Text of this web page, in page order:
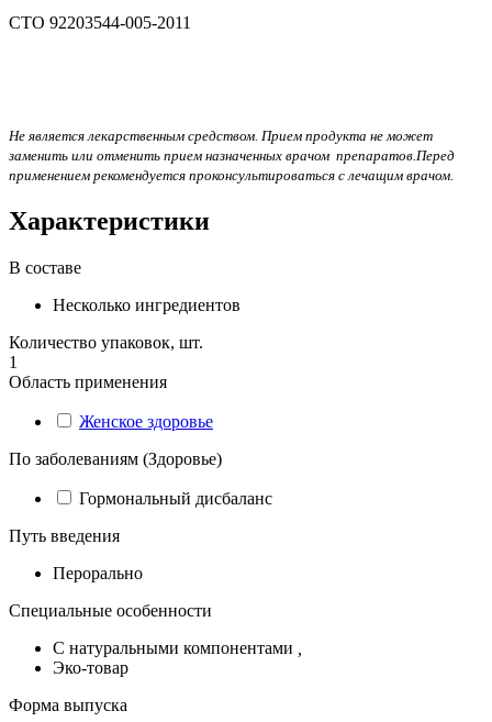
СТО 92203544-005-2011
Не является лекарственным средством. Прием продукта не может
заменить или отменить прием назначенных врачом препаратов.Перед
применением рекомендуется проконсультироваться с лечащим врачом.
Характеристики
В составе
Несколько ингредиентов
Количество упаковок, шт.
1
Область применения
Женское здоровье
По заболеваниям (Здоровье)
Гормональный дисбаланс
Путь введения
Перорально
Специальные особенности
С натуральными компонентами
Эко-товар
Форма выпуска